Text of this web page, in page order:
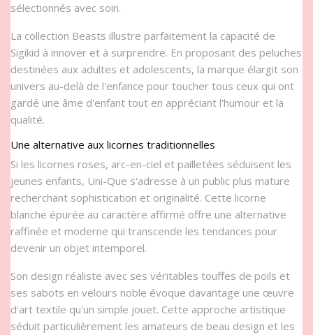
sélectionnés avec soin.
La collection Beasts illustre parfaitement la capacité de
Sigikid à innover et à surprendre. En proposant des peluches
destinées aux adultes et adolescents, la marque élargit son
univers au-delà de l'enfance pour toucher tous ceux qui ont
gardé une âme d'enfant tout en appréciant l'humour et la
qualité.
Une alternative aux licornes traditionnelles
Si les licornes roses, arc-en-ciel et pailletées séduisent les
jeunes enfants, Uni-Que s'adresse à un public plus mature
recherchant sophistication et originalité. Cette licorne
blanche épurée au caractère affirmé offre une alternative
raffinée et moderne qui transcende les tendances pour
devenir un objet intemporel.
Son design réaliste avec ses véritables touffes de poils et
ses sabots en velours noble évoque davantage une œuvre
d'art textile qu'un simple jouet. Cette approche artistique
séduit particulièrement les amateurs de beau design et les